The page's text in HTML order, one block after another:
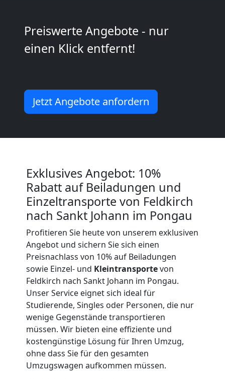
Preiswerte Angebote - nur
einen Klick entfernt!
Jetzt Angebote anfordern
Exklusives Angebot: 10%
Rabatt auf Beiladungen und
Einzeltransporte von Feldkirch
nach Sankt Johann im Pongau
Profitieren Sie heute von unserem exklusiven
Angebot und sichern Sie sich einen
Preisnachlass von 10% auf Beiladungen
sowie Einzel- und Kleintransportevon
Feldkirch nach Sankt Johann im Pongau.
Unser Service eignet sich ideal für
Studierende, Singles oder Personen, die nur
wenige Gegenstände transportieren
müssen. Wir bieten eine effiziente und
kostengünstige Lösung für Ihren Umzug,
ohne dass Sie für den gesamten
Umzugswagen aufkommen müssen.
Beiladung
National
Beiladung
International
Umzug
Nationaler
Umzug